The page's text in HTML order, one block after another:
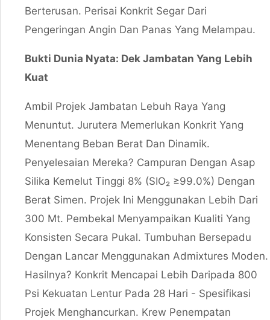
Berterusan. Perisai Konkrit Segar Dari
Pengeringan Angin Dan Panas Yang Melampau.
Bukti Dunia Nyata: Dek Jambatan Yang Lebih
Kuat
Ambil Projek Jambatan Lebuh Raya Yang
Menuntut. Jurutera Memerlukan Konkrit Yang
Menentang Beban Berat Dan Dinamik.
Penyelesaian Mereka? Campuran Dengan Asap
Silika Kemelut Tinggi 8% (SIO₂ ≥99.0%) Dengan
Berat Simen. Projek Ini Menggunakan Lebih Dari
300 Mt. Pembekal Menyampaikan Kualiti Yang
Konsisten Secara Pukal. Tumbuhan Bersepadu
Dengan Lancar Menggunakan Admixtures Moden.
Hasilnya? Konkrit Mencapai Lebih Daripada 800
Psi Kekuatan Lentur Pada 28 Hari - Spesifikasi
Projek Menghancurkan. Krew Penempatan